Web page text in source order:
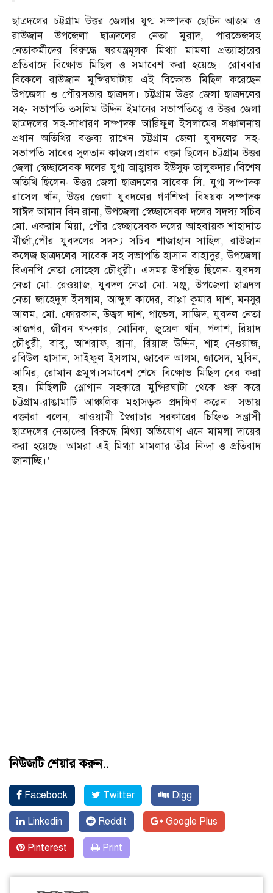
ছাত্রদলের চট্টগ্রাম উত্তর জেলার যুগ্ম সম্পাদক ছোটন আজম ও
রাউজান উপজেলা ছাত্রদলের নেতা মুরাদ, পারভেজসহ
নেতাকর্মীদের বিরুদ্ধে ষরযন্ত্রমূলক মিথ্যা মামলা প্রত্যাহারের
প্রতিবাদে বিক্ষোভ মিছিল ও সমাবেশ করা হয়েছে। রোববার
বিকেলে রাউজান মুন্সিরঘাটায় এই বিক্ষোভ মিছিল করেছেন
উপজেলা ও পৌরসভার ছাত্রদল। চট্টগ্রাম উত্তর জেলা ছাত্রদলের
সহ- সভাপতি তসলিম উদ্দিন ইমানের সভাপতিত্বে ও উত্তর জেলা
ছাত্রদলের সহ-সাধারণ সম্পাদক আরিফুল ইসলামের সঞ্চালনায়
প্রধান অতিথির বক্তব্য রাখেন চট্টগ্রাম জেলা যুবদলের সহ-
সভাপতি সাবের সুলতান কাজল।প্রধান বক্তা ছিলেন চট্টগ্রাম উত্তর
জেলা স্বেচ্ছাসেবক দলের যুগ্ম আহ্বায়ক ইউসুফ তালুকদার।বিশেষ
অতিথি ছিলেন- উত্তর জেলা ছাত্রদলের সাবেক সি. যুগ্ম সম্পাদক
রাসেল খাঁন, উত্তর জেলা যুবদলের গণশিক্ষা বিষয়ক সম্পাদক
সাঈদ আমান বিন রানা, উপজেলা স্বেচ্ছাসেবক দলের সদস্য সচিব
মো. একরাম মিয়া, পৌর স্বেচ্ছাসেবক দলের আহবায়ক শাহাদাত
মীর্জা,পৌর যুবদলের সদস্য সচিব শাজাহান সাহিল, রাউজান
কলেজ ছাত্রদলের সাবেক সহ সভাপতি হাসান বাহাদুর, উপজেলা
বিএনপি নেতা সোহেল চৌধুরী। এসময় উপস্থিত ছিলেন- যুবদল
নেতা মো. রেওয়াজ, যুবদল নেতা মো. মঞ্জু, উপজেলা ছাত্রদল
নেতা জাহেদুল ইসলাম, আব্দুল কাদের, বাপ্পা কুমার দাশ, মনসুর
আলম, মো. ফোরকান, উজ্বল দাশ, পাভেল, সাজিদ, যুবদল নেতা
আজগর, জীবন খন্দকার, মোনিক, জুয়েল খাঁন, পলাশ, রিয়াদ
চৌধুরী, বাবু, আশরাফ, রানা, রিয়াজ উদ্দিন, শাহ নেওয়াজ,
রবিউল হাসান, সাইফুল ইসলাম, জাবেদ আলম, জাসেদ, মুবিন,
আমির, রোমান প্রমুখ।সমাবেশ শেষে বিক্ষোভ মিছিল বের করা
হয়। মিছিলটি স্লোগান সহকারে মুন্সিরঘাটা থেকে শুরু করে
চট্টগ্রাম-রাঙামাটি আঞ্চলিক মহাসড়ক প্রদক্ষিণ করেন। সভায়
বক্তারা বলেন, আওয়ামী স্বৈরাচার সরকারের চিহ্নিত সন্ত্রাসী
ছাত্রদলের নেতাদের বিরুদ্ধে মিথ্যা অভিযোগ এনে মামলা দায়ের
করা হয়েছে। আমরা এই মিথ্যা মামলার তীব্র নিন্দা ও প্রতিবাদ
জানাচ্ছি।’
নিউজটি শেয়ার করুন..
Facebook Twitter Digg
Linkedin Reddit Google Plus
Pinterest Print